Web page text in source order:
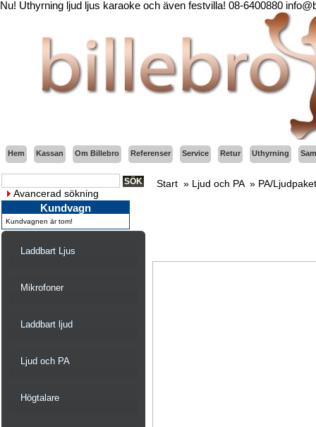
Nu! Uthyrning ljud ljus karaoke och även festvilla! 08-6400880
Hem Kassan Om Billebro Referenser Service Retur Uthyrning
Avancerad sökning
Kundvagn
Kundvagnen är tom!
Laddbart Ljus
Mikrofoner
Laddbart ljud
Ljud och PA
Högtalare
Start » Ljud och PA» PA/Ljudpaket